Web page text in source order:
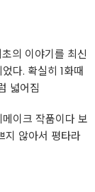
의 이야기를 최신
다. 확실히 1화때
넓어짐
이크 작품이다 보
지 않아서 평타라